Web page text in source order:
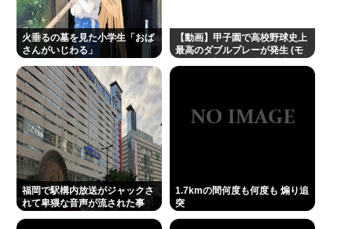
1.7kmの間何度も何度も 煽り追突
及川光博（ミッチー）（56）が再婚、相手は妊娠
中。前妻の檀れいとは18年に離婚し子供はなし
Powered by livedoor 相互RSS
火垂るの墓を見た小学生「おば
さんがいじわる」
【動画】甲子園で高校野球史上
最高のダブルプレーが発生 (モ
福岡で駅構内放送がジャックさ
れて卑猥な音声が流された事
1.7kmの間何度も何度も 煽り追
突